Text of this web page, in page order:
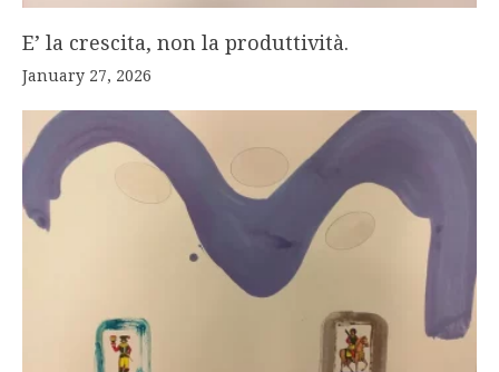
E’ la crescita, non la produttività.
January 27, 2026